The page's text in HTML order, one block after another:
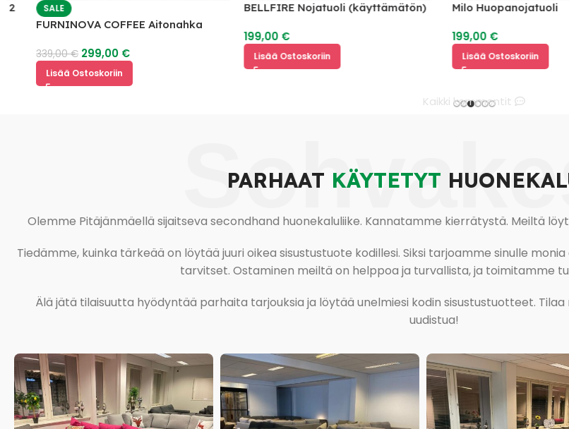
SALE
FURNINOVA COFFEE Aitonahka
339,00€ 299,00€
Lisää Ostoskoriin
BELLFIRE Nojatuoli (käyttämätön)
199,00€
Lisää Ostoskoriin
Milo Huopanojatuoli
199,00€
Lisää Ostoskoriin
Kaikki kommentit
PARHAAT KÄYTETYT
Olemme Pitäjänmäellä sijaitseva secondhand huonekaluliike. Kannatamme kierrätystä. Meiltä
Tiedämme, kuinka tärkeää on löytää juuri oikea sisustustuote kodillesi. Siksi tarjoamme sinulle
tarvitset. Ostaminen meiltä on helppoa ja turvallista, ja toimitamme
Älä jätä tilaisuutta hyödyntää parhaita tarjouksia ja löytää unelmiesi kodin sisustustuotteet.
uudistua!